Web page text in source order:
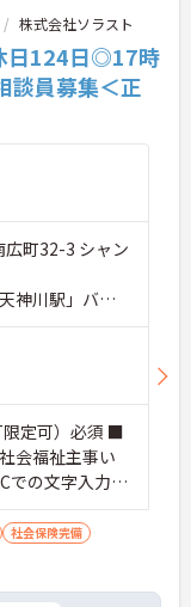
株式会社ソラスト
日124日◎17時
談員募集＜正
広町32-3 シャン
神川駅」バ
定可）必須 ■
会福祉主事い
の文字入力ス
社会保険完備